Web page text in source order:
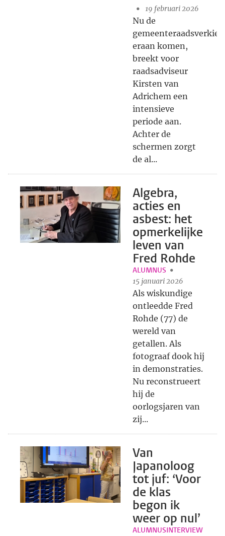
19 februari 2026
Nu de
eraan komen,
breekt voor
raadsadviseur
Kirsten van
Adrichem een
intensieve
periode aan.
Achter de
schermen zorgt
de al...
Algebra,
acties en
asbest: het
opmerkelijke
leven van
Fred Rohde
ALUMNUS
15 januari 2026
Als wiskundige
ontleedde Fred
Rohde (77) de
wereld van
getallen. Als
fotograaf dook hij
in demonstraties.
Nu reconstrueert
hij de
oorlogsjaren van
zij...
Van
Japanoloog
tot juf: ‘Voor
de klas
begon ik
weer op nul’
ALUMNUSINTERVIEW